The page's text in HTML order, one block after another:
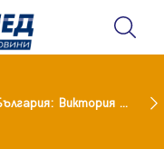
Голям успех за България: Виктория Ангелова грабна световна титла в тройния скок